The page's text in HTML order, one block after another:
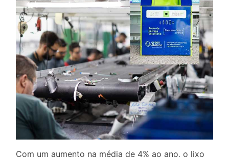
Com um aumento na média de 4% ao ano, o lixo